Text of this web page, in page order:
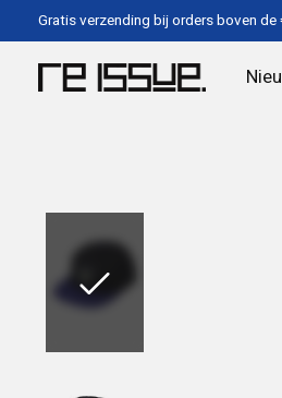
Gratis verzending bij orders boven de